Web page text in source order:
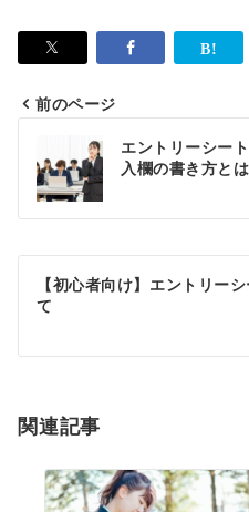
稿
ナ
ビ
シ
ン
前のページ
エントリーシー
入欄の書き方と
【初心者向け】エントリー
て
関連記事